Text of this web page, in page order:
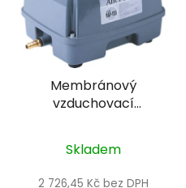
Membránový
vzduchovací
Skladem
2 726,45 Kč bez DPH